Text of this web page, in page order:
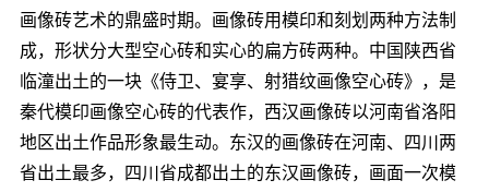
画像砖艺术的鼎盛时期。画像砖用模印和刻划两种方法制
成，形状分大型空心砖和实心的扁方砖两种。中国陕西省
临潼出土的一块《侍卫、宴享、射猎纹画像空心砖》，是
秦代模印画像空心砖的代表作，西汉画像砖以河南省洛阳
地区出土作品形象最生动。东汉的画像砖在河南、四川两
省出土最多，四川省成都出土的东汉画像砖，画面一次模